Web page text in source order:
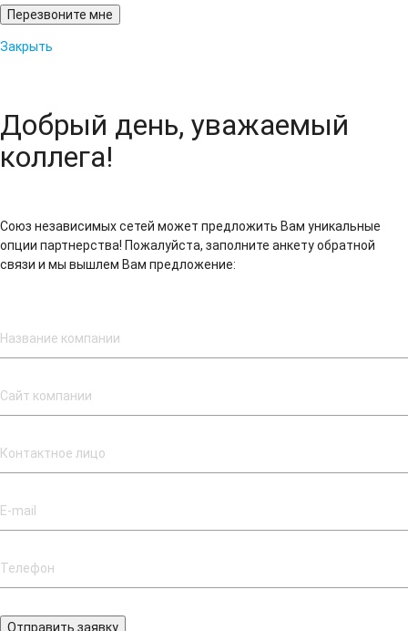
Закрыть
Добрый день, уважаемый
коллега!
Союз независимых сетей может предложить Вам уникальные
опции партнерства! Пожалуйста, заполните анкету обратной
связи и мы вышлем Вам предложение:
Отправить заявку